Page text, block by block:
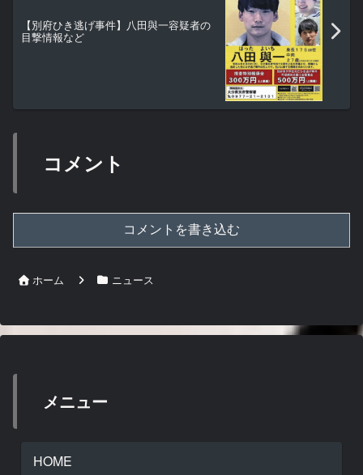
【別府ひき逃げ事件】八田與一容疑者の
目撃情報など
コメント
コメントを書き込む
ホーム ニュース
メニュー
HOME